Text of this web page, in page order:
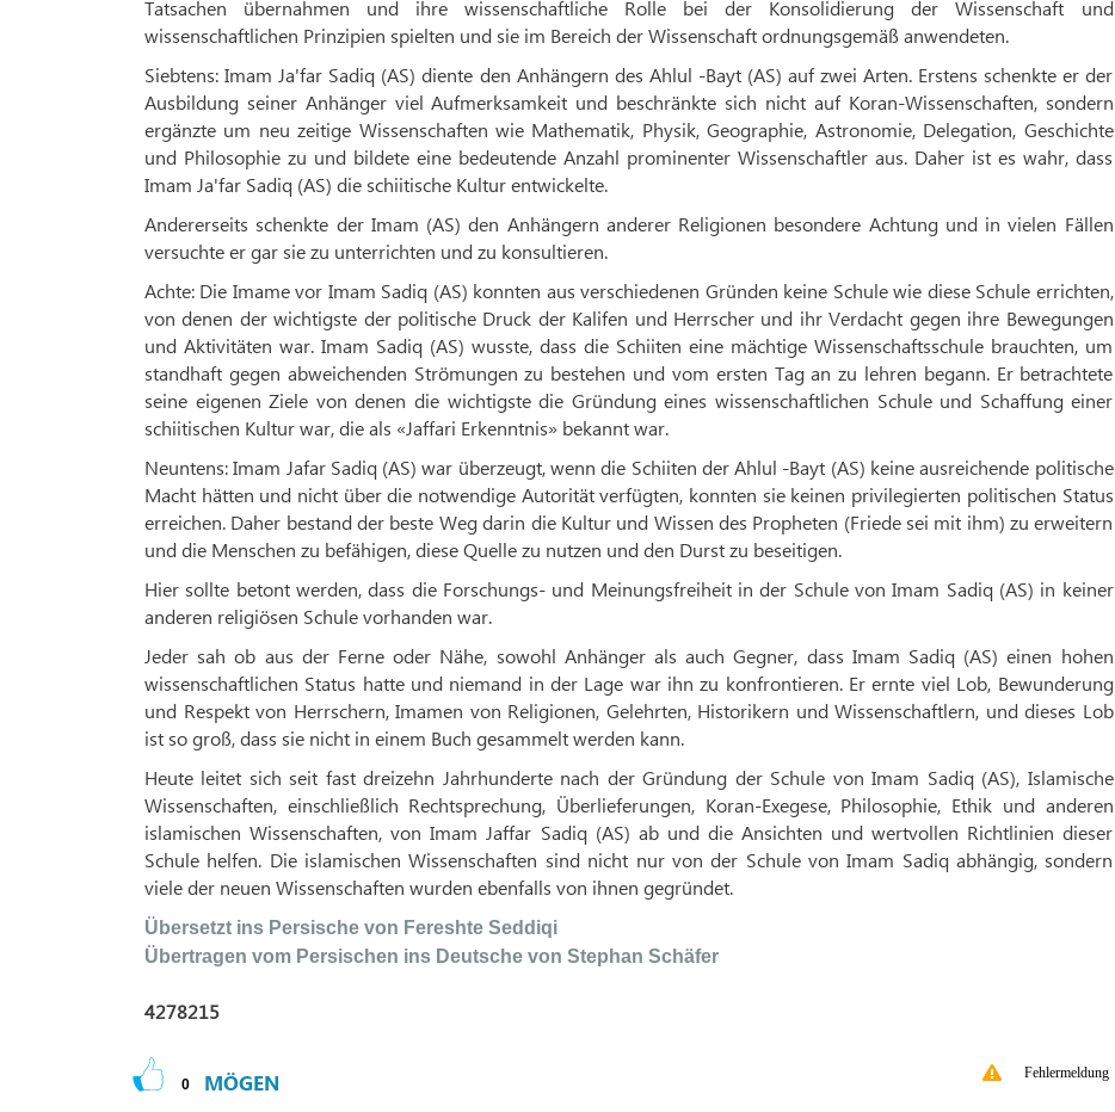
Tatsachen übernahmen und ihre wissenschaftliche Rolle bei der Konsolidierung der Wissenschaft und
wissenschaftlichen Prinzipien spielten und sie im Bereich der Wissenschaft ordnungsgemäß anwendeten.
Siebtens: Imam Ja'far Sadiq (AS) diente den Anhängern des Ahlul -Bayt (AS) auf zwei Arten. Erstens schenkte er der
Ausbildung seiner Anhänger viel Aufmerksamkeit und beschränkte sich nicht auf Koran-Wissenschaften, sondern
ergänzte um neu zeitige Wissenschaften wie Mathematik, Physik, Geographie, Astronomie, Delegation, Geschichte
und Philosophie zu und bildete eine bedeutende Anzahl prominenter Wissenschaftler aus. Daher ist es wahr, dass
Imam Ja'far Sadiq (AS) die schiitische Kultur entwickelte.
Andererseits schenkte der Imam (AS) den Anhängern anderer Religionen besondere Achtung und in vielen Fällen
versuchte er gar sie zu unterrichten und zu konsultieren.
Achte: Die Imame vor Imam Sadiq (AS) konnten aus verschiedenen Gründen keine Schule wie diese Schule errichten,
von denen der wichtigste der politische Druck der Kalifen und Herrscher und ihr Verdacht gegen ihre Bewegungen
und Aktivitäten war. Imam Sadiq (AS) wusste, dass die Schiiten eine mächtige Wissenschaftsschule brauchten, um
standhaft gegen abweichenden Strömungen zu bestehen und vom ersten Tag an zu lehren begann. Er betrachtete
seine eigenen Ziele von denen die wichtigste die Gründung eines wissenschaftlichen Schule und Schaffung einer
schiitischen Kultur war, die als «Jaffari Erkenntnis» bekannt war.
Neuntens: Imam Jafar Sadiq (AS) war überzeugt, wenn die Schiiten der Ahlul -Bayt (AS) keine ausreichende politische
Macht hätten und nicht über die notwendige Autorität verfügten, konnten sie keinen privilegierten politischen Status
erreichen. Daher bestand der beste Weg darin die Kultur und Wissen des Propheten (Friede sei mit ihm) zu erweitern
und die Menschen zu befähigen, diese Quelle zu nutzen und den Durst zu beseitigen.
Hier sollte betont werden, dass die Forschungs- und Meinungsfreiheit in der Schule von Imam Sadiq (AS) in keiner
anderen religiösen Schule vorhanden war.
Jeder sah ob aus der Ferne oder Nähe, sowohl Anhänger als auch Gegner, dass Imam Sadiq (AS) einen hohen
wissenschaftlichen Status hatte und niemand in der Lage war ihn zu konfrontieren. Er ernte viel Lob, Bewunderung
und Respekt von Herrschern, Imamen von Religionen, Gelehrten, Historikern und Wissenschaftlern, und dieses Lob
ist so groß, dass sie nicht in einem Buch gesammelt werden kann.
Heute leitet sich seit fast dreizehn Jahrhunderte nach der Gründung der Schule von Imam Sadiq (AS), Islamische
Wissenschaften, einschließlich Rechtsprechung, Überlieferungen, Koran-Exegese, Philosophie, Ethik und anderen
islamischen Wissenschaften, von Imam Jaffar Sadiq (AS) ab und die Ansichten und wertvollen Richtlinien dieser
Schule helfen. Die islamischen Wissenschaften sind nicht nur von der Schule von Imam Sadiq abhängig, sondern
viele der neuen Wissenschaften wurden ebenfalls von ihnen gegründet.
Übersetzt ins Persische von Fereshte Seddiqi
Übertragen vom Persischen ins Deutsche von Stephan Schäfer
4278215
0 MÖGEN Fehlermeldung